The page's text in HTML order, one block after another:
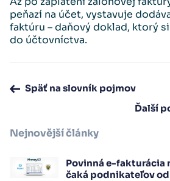
peňazí na účet, vystavuje
faktúru – daňový doklad, ktorý
do účtovníctva.
Späť na slovník pojmov
Ďalší
Nejnovější články
Povinná e-fakturácia
čaká podnikateľov